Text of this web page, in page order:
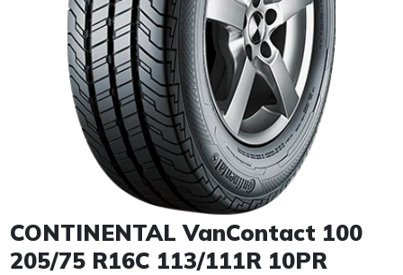
Item 1 of 1
CONTINENTAL VanContact 100
205/75 R16C 113/111R 10PR